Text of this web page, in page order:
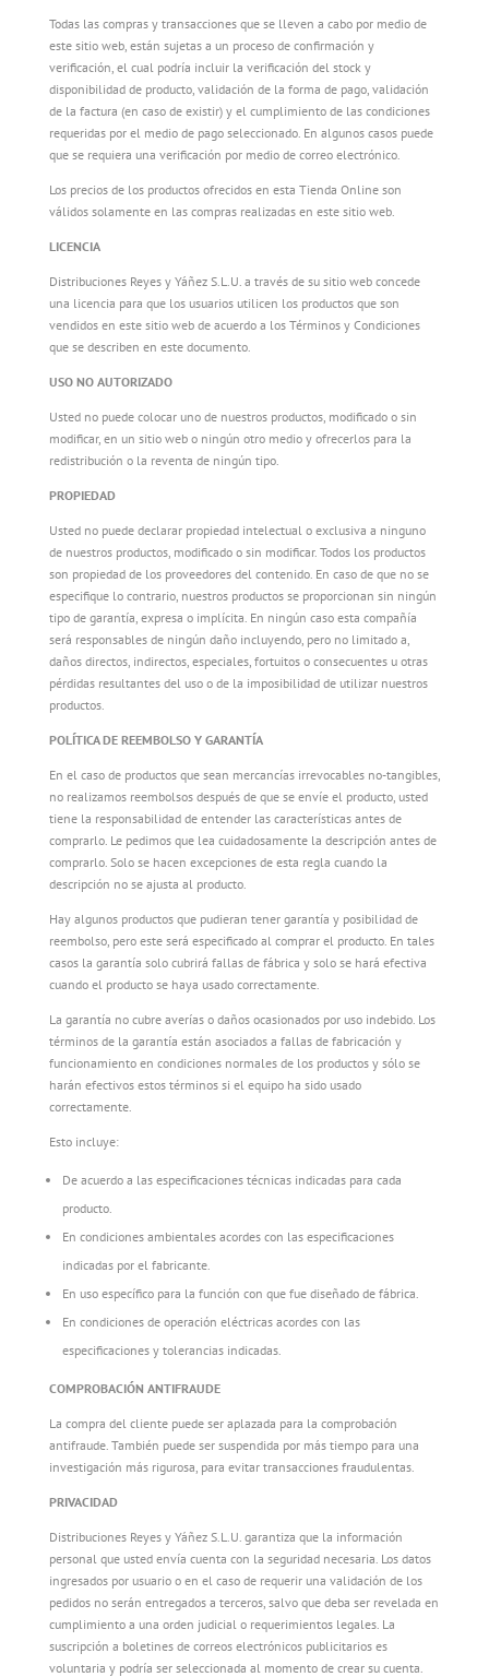
Todas las compras y transacciones que se lleven a cabo por medio de
este sitio web, están sujetas a un proceso de confirmación y
verificación, el cual podría incluir la verificación del stock y
disponibilidad de producto, validación de la forma de pago, validación
de la factura (en caso de existir) y el cumplimiento de las condiciones
requeridas por el medio de pago seleccionado. En algunos casos puede
que se requiera una verificación por medio de correo electrónico.
Los precios de los productos ofrecidos en esta Tienda Online son
válidos solamente en las compras realizadas en este sitio web.
LICENCIA
Distribuciones Reyes y Yáñez S.L.U. a través de su sitio web concede
una licencia para que los usuarios utilicen los productos que son
vendidos en este sitio web de acuerdo a los Términos y Condiciones
que se describen en este documento.
USO NO AUTORIZADO
Usted no puede colocar uno de nuestros productos, modificado o sin
modificar, en un sitio web o ningún otro medio y ofrecerlos para la
redistribución o la reventa de ningún tipo.
PROPIEDAD
Usted no puede declarar propiedad intelectual o exclusiva a ninguno
de nuestros productos, modificado o sin modificar. Todos los productos
son propiedad de los proveedores del contenido. En caso de que no se
especifique lo contrario, nuestros productos se proporcionan sin ningún
tipo de garantía, expresa o implícita. En ningún caso esta compañía
será responsables de ningún daño incluyendo, pero no limitado a,
daños directos, indirectos, especiales, fortuitos o consecuentes u otras
pérdidas resultantes del uso o de la imposibilidad de utilizar nuestros
productos.
POLÍTICA DE REEMBOLSO Y GARANTÍA
En el caso de productos que sean mercancías irrevocables no-tangibles,
no realizamos reembolsos después de que se envíe el producto, usted
tiene la responsabilidad de entender las características antes de
comprarlo. Le pedimos que lea cuidadosamente la descripción antes de
comprarlo. Solo se hacen excepciones de esta regla cuando la
descripción no se ajusta al producto.
Hay algunos productos que pudieran tener garantía y posibilidad de
reembolso, pero este será especificado al comprar el producto. En tales
casos la garantía solo cubrirá fallas de fábrica y solo se hará efectiva
cuando el producto se haya usado correctamente.
La garantía no cubre averías o daños ocasionados por uso indebido. Los
términos de la garantía están asociados a fallas de fabricación y
funcionamiento en condiciones normales de los productos y sólo se
harán efectivos estos términos si el equipo ha sido usado
correctamente.
Esto incluye:
De acuerdo a las especificaciones técnicas indicadas para cada
producto.
En condiciones ambientales acordes con las especificaciones
indicadas por el fabricante.
En uso específico para la función con que fue diseñado de fábrica.
En condiciones de operación eléctricas acordes con las
especificaciones y tolerancias indicadas.
COMPROBACIÓN ANTIFRAUDE
La compra del cliente puede ser aplazada para la comprobación
antifraude. También puede ser suspendida por más tiempo para una
investigación más rigurosa, para evitar transacciones fraudulentas.
PRIVACIDAD
Distribuciones Reyes y Yáñez S.L.U. garantiza que la información
personal que usted envía cuenta con la seguridad necesaria. Los datos
ingresados por usuario o en el caso de requerir una validación de los
pedidos no serán entregados a terceros, salvo que deba ser revelada en
cumplimiento a una orden judicial o requerimientos legales. La
suscripción a boletines de correos electrónicos publicitarios es
voluntaria y podría ser seleccionada al momento de crear su cuenta.